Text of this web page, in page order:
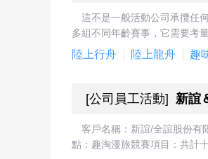
這不是一般活動公司承攬任
多組不同年齡賽事，它需要考
陸上行舟 陸上龍舟 趣
[公司員工活動] 新誼
客戶名稱：新誼/全誼股份有
點：趣淘漫旅競賽項目：共計